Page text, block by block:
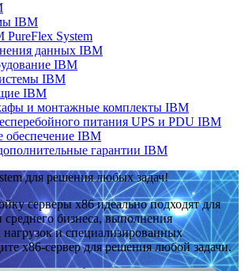
IBM
System
данных IBM
IBM
IBM
IBM
и монтажные комплекты IBM
питания UPS и PDU IBM
обеспечение IBM
гарантии IBM
для решения любых задач!
серверы x86 идеально подходят для
бизнеса, выполнения
и специализированных
x86-сервер для решения любой задачи.